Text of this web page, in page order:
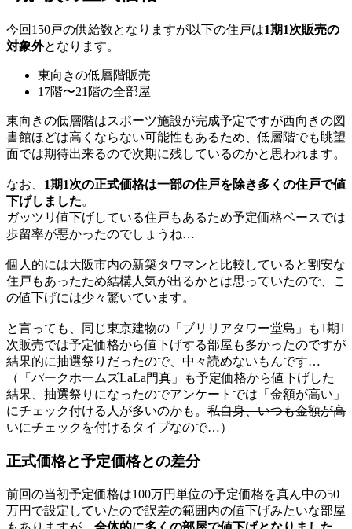
今回150戸の供給数となりますが以下の住戸は1期1次販売の
対象外となります。
東向きの低層階販売
17階〜21階の全部屋
東向きの低層階はスポーツ施設が完成予定ですが西向きの図
書館ほどは高くならない可能性もあるため、低層階でも眺望
面では期待出来るので次期に残しているのかと思われます。
なお、 1期1次の正式価格は一部の住戸を除き多くの住戸で値
下げしました。
ガッツリ値下げしている住戸もあるため予定価格ベースでは
歩留率が悪かったのでしょうね…
個人的には大阪市内の新築タワマンと比較していると割安な
住戸もあったため結構人気が出るかとは思っていたので、こ
の値下げには少々驚いています。
と言っても、同じ東京建物の「ブリリアタワー堂島」も1期1
次販売では予定価格から値下げする部屋も多かったのですが
結果的に抽選祭りだったので、中々読めないもんです…
（「パークホームズLaLa門真」も予定価格から値下げした
結果、抽選祭りになったのでアンケートでは「金額が高い」
にチェック付ける人が多いのかも。 私自身、いつも金額が高
いにチェックを付けるタイプなので…）
正式価格と予定価格との差分
前回の当初予定価格は100万円単位の予定価格を真ん中の50
万円で設定していたので誤差の範囲内の値下げみたいな部屋